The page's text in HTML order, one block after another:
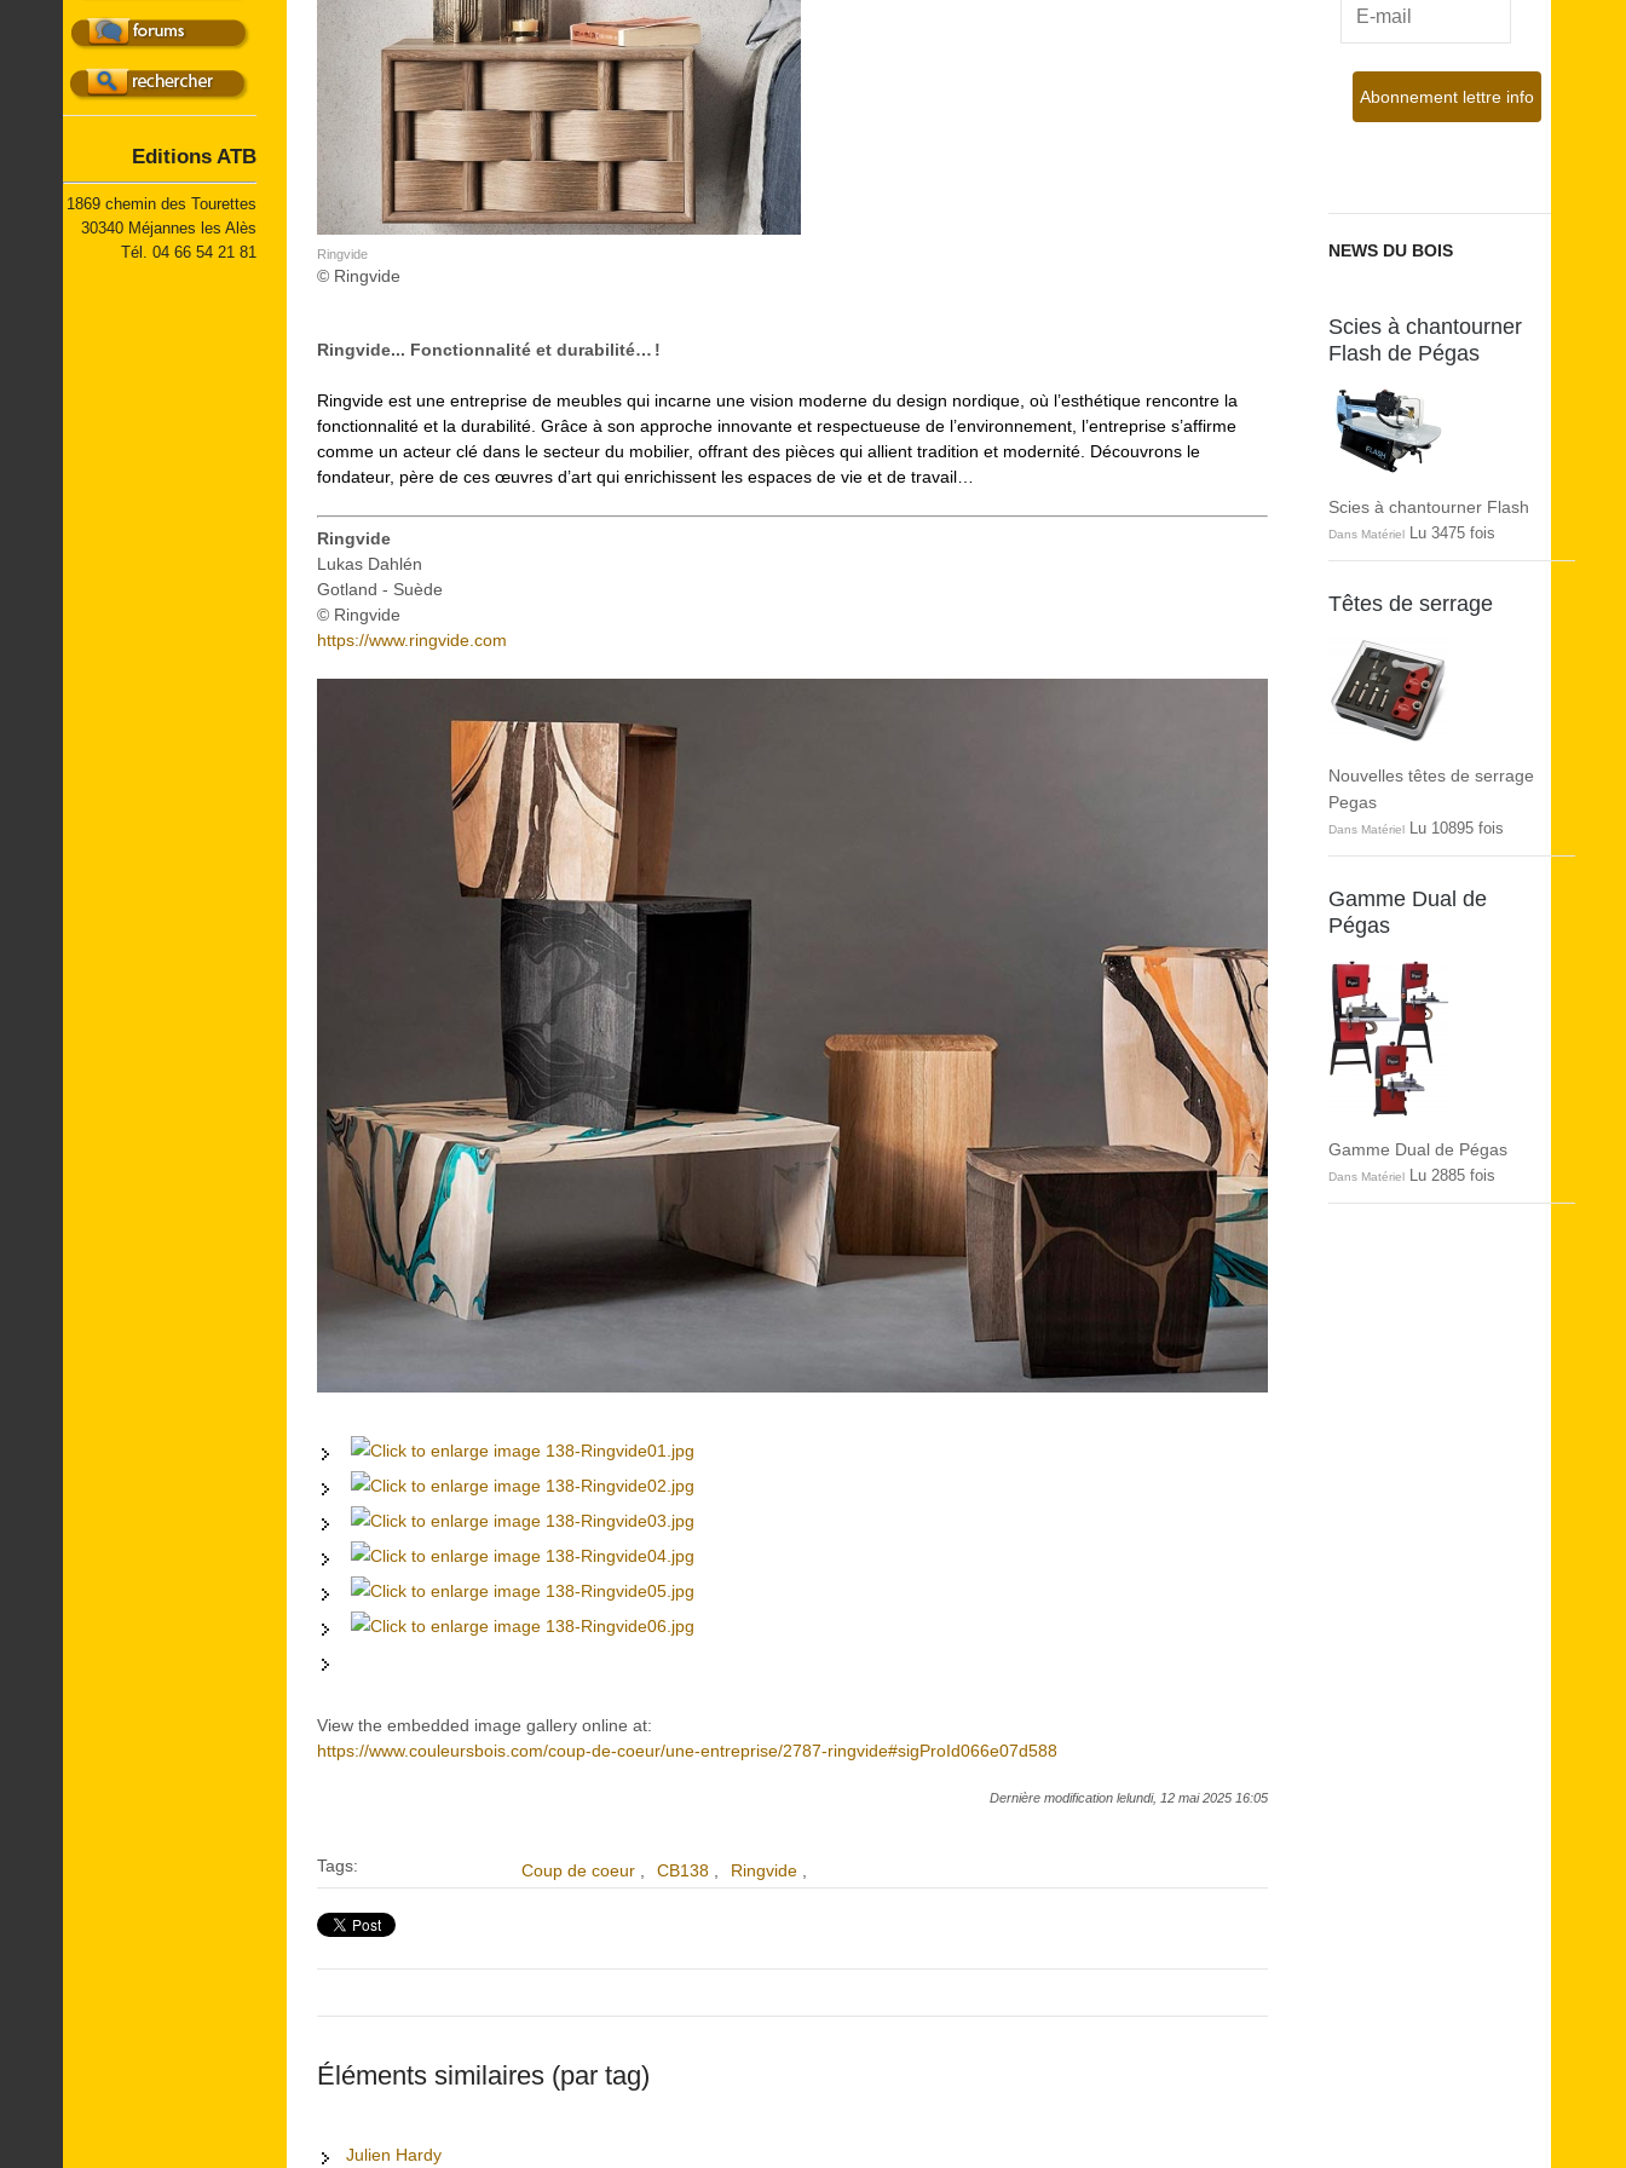
Ringvide
© Ringvide
Ringvide... Fonctionnalité et durabilité… !
Ringvide est une entreprise de meubles qui incarne une vision moderne du design nordique, où l’esthétique rencontre la
fonctionnalité et la durabilité. Grâce à son approche innovante et respectueuse de l’environnement, l’entreprise s’affirme
comme un acteur clé dans le secteur du mobilier, offrant des pièces qui allient tradition et modernité. Découvrons le
fondateur, père de ces œuvres d’art qui enrichissent les espaces de vie et de travail…
Ringvide
Lukas Dahlén
Gotland - Suède
© Ringvide
https://www.ringvide.com
View the embedded image gallery online at:
https://www.couleursbois.com/coup-de-coeur/une-entreprise/2787-ringvide#sigProId066e07d588
Dernière modification lelundi, 12 mai 2025 16:05
Tags: Coup de coeur CB138 Ringvide
Éléments similaires (par tag)
Julien Hardy
NEWS DU BOIS
Scies à chantourner
Flash de Pégas
Scies à chantourner Flash
Dans Matériel Lu 3475 fois
Têtes de serrage
Nouvelles têtes de serrage
Pegas
Dans Matériel Lu 10895 fois
Gamme Dual de
Pégas
Gamme Dual de Pégas
Dans Matériel Lu 2885 fois
Petite réalisation
Réalisation-Plan
Sculpture
Tournage
Les vidéos
Un lieu
Matériel
Livres
Editions ATB
1869 chemin des Tourettes
30340 Méjannes les Alès
Tél. 04 66 54 21 81